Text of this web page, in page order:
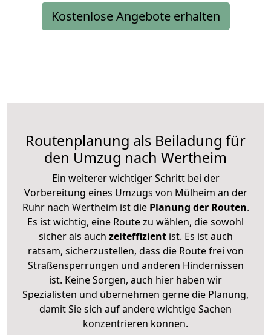
Kostenlose Angebote erhalten
Routenplanung als Beiladung für
den Umzug nach Wertheim
Ein weiterer wichtiger Schritt bei der
Vorbereitung eines Umzugs von Mülheim an der
Ruhr nach Wertheim ist diePlanung der Routen.
Es ist wichtig, eine Route zu wählen, die sowohl
sicher als auch zeiteffizientist. Es ist auch
ratsam, sicherzustellen, dass die Route frei von
Straßensperrungen und anderen Hindernissen
ist. Keine Sorgen, auch hier haben wir
Spezialisten und übernehmen gerne die Planung,
damit Sie sich auf andere wichtige Sachen
konzentrieren können.